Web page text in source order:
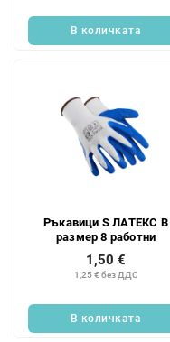
В количката
Ръкавици S ЛАТЕКС B
размер 8 работни
1,25 € без ДДС
1,50 €
В количката